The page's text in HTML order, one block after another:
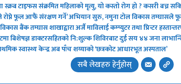
स्क्रब टाइफस संक्रमित महिलाको मृत्यु, यो कस्तो रोग हो ? कसरी बच्न
फूल आफैं संरक्षण गर्ने’ अभियान सुरु, नमुना टोल विकास तम्घासले
बैंक तम्घास शाखाद्वारा अर्जै माविलाई कम्प्युटर तथा प्रिन्टर
बिशेषज्ञ डाक्टरसहितको नि:शुल्क शिविरबाट दुई सय ४४ जना
स्वास्थ्य केन्द्र अब पाँच शय्याको ‘छत्रकोट आधारभूत अस्पताल’
सबै लेखहरु हेर्नुहोस्